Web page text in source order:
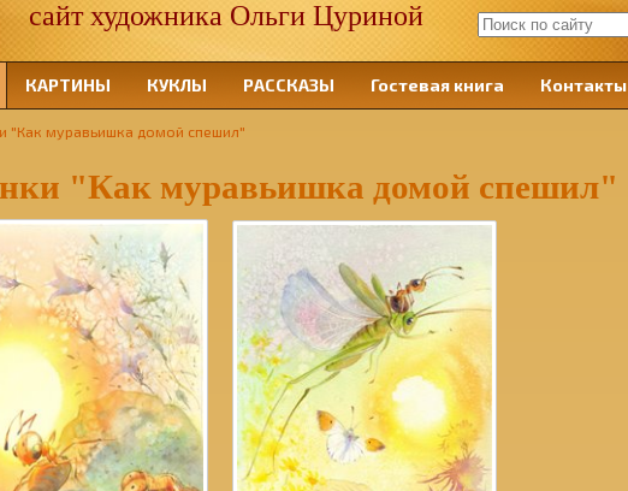
художника Ольги Цуриной
КАРТИНЫ КУКЛЫ РАССКАЗЫ Гостевая книга Контакты
"Как муравьишка домой спешил"
"Как муравьишка домой спешил"